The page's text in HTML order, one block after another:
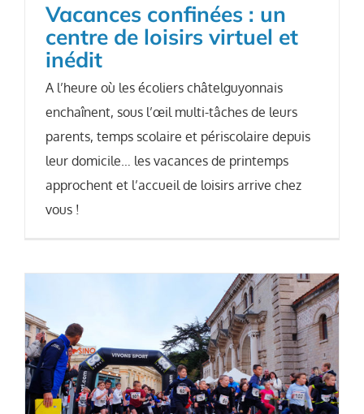
Vacances confinées : un
centre de loisirs virtuel et
inédit
A l’heure où les écoliers châtelguyonnais
enchaînent, sous l’œil multi-tâches de leurs
parents, temps scolaire et périscolaire depuis
leur domicile… les vacances de printemps
approchent et l’accueil de loisirs arrive chez
vous !